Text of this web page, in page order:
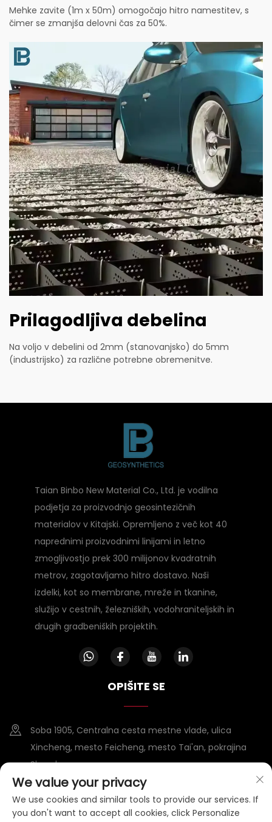
Mehke zavite (1m x 50m) omogočajo hitro namestitev, s
čimer se zmanjša delovni čas za 50%.
Prilagodljiva debelina
Na voljo v debelini od 2mm (stanovanjsko) do 5mm
(industrijsko) za različne potrebne obremenitve.
Taian Binbo New Material Co., Ltd. je vodilna
podjetja za proizvodnjo geosintezičnih
materialov v Kitajski. Opremljeno z več kot 40
naprednimi proizvodnimi linijami in letno
zmogljivostjo prek 300 milijonov kvadratnih
metrov, zagotavljamo hitro dostavo. Naši
izdelki, kot so membrane, mreže in tkanine,
služijo v cestnih, železniških, vodohraniteljskih in
drugih gradbeniških projektih.
OPIŠITE SE
Soba 1905, Centralna cesta mestne vlade, ulica
Xincheng, mesto Feicheng, mesto Tai'an, pokrajina
Shandong
+86-15953807388
[email protected]
We value your privacy
We use cookies and similar tools to provide our services. If
you don't want to accept all cookies, click Personalize